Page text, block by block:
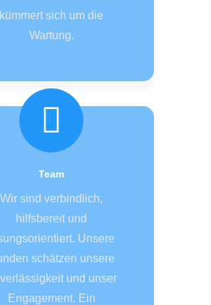
kümmert sich um die
Wartung.
Team
Wir sind verbindlich,
hilfsbereit und
Unsere
schätzen unsere
und unser
Engagement. Ein